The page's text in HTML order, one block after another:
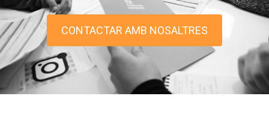
CONTACTAR AMB NOSALTRES